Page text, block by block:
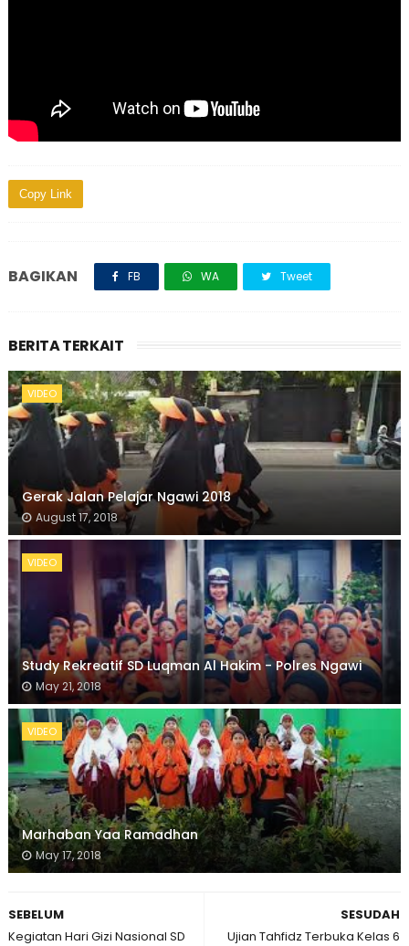
Copy Link
BAGIKAN FB WA Tweet
BERITA TERKAIT
VIDEO
Gerak Jalan Pelajar Ngawi 2018
August 17, 2018
VIDEO
Study Rekreatif SD Luqman Al Hakim - Polres Ngawi
May 21, 2018
VIDEO
Marhaban Yaa Ramadhan
May 17, 2018
SESUDAH
Ujian Tahfidz Terbuka Kelas 6
SEBELUM
Kegiatan Hari Gizi Nasional SD